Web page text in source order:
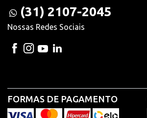
(31) 2107-2045
Nossas Redes Sociais
FORMAS DE PAGAMENTO